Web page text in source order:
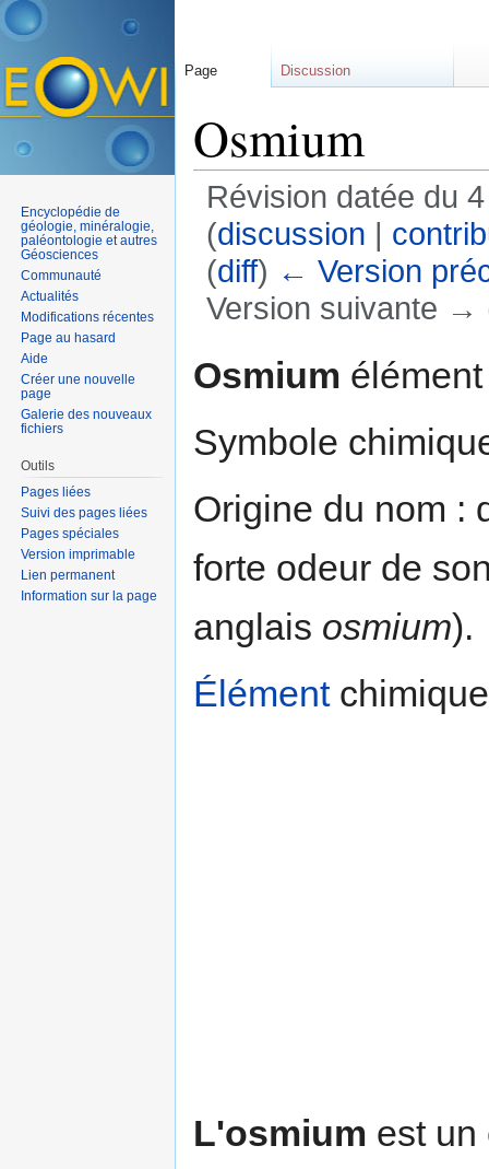
Osmium
Révision datée du
(discussion |
(diff) ← Version
Version suivante →
Osmium
Symbole
Origine du nom :
forte odeur de
anglais osmium).
Élément
L'osmium est un
Page Discussion
Encyclopédie de
géologie, minéralogie,
paléontologie et autres
Géosciences
Communauté
Actualités
Modifications récentes
Page au hasard
Aide
Créer une nouvelle
page
Galerie des nouveaux
fichiers
Outils
Pages liées
Suivi des pages liées
Pages spéciales
Version imprimable
Lien permanent
Information sur la page